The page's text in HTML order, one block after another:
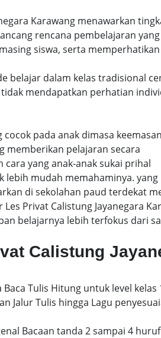
Karawang menawarkan
rencana pembelajaran
siswa, serta memperhatikan
belajar dalam kelas tradisional
mendapatkan perhatian
pada anak dimasa
memberikan pelajaran secara
yang anak-anak sukai prihal
lebih mudah memahaminya. yang
di sekolahan paud terdekat
Privat Calistung Jayanegara
belajarnya lebih terfokus dari
Calistung
Tulis Hitung untuk level kelas
Jalur Tulis hingga Lagu
Bacaan tanda 2 sampai 4